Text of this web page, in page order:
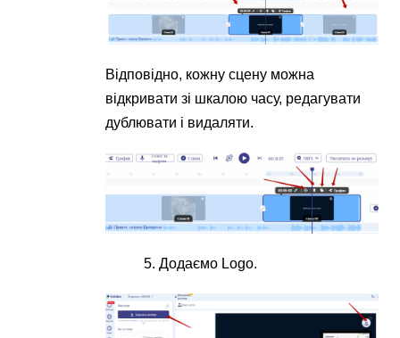
Відповідно, кожну сцену можна
відкривати зі шкалою часу, редагувати
дублювати і видаляти.
Додаємо Logo.